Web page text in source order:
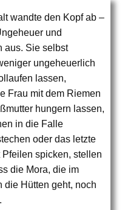
wandte den Kopf ab –
und
aus. Sie selbst
ungeheuerlich
lassen,
Frau mit dem Riemen
hungern lassen,
in die Falle
oder das letzte
spicken, stellen
die Mora, die im
die Hütten geht, noch